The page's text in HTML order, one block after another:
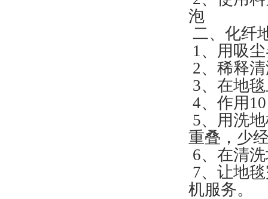
泡
二、化纤
1、用吸
2、稀释
3、在地
4、作用
5、用洗
重叠，少
6、在清
7、让地
机服务。